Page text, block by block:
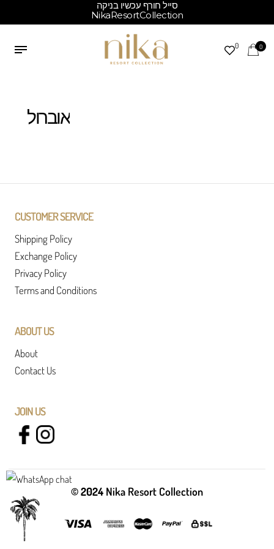
סייל חורף עכשיו בניקה
NikaResortCollection
0 0
אוברול
CUSTOMER SERVICE
Shipping Policy
Exchange Policy
Privacy Policy
Terms and Conditions
ABOUT US
About
Contact Us
JOIN US
© 2024 Nika Resort Collection